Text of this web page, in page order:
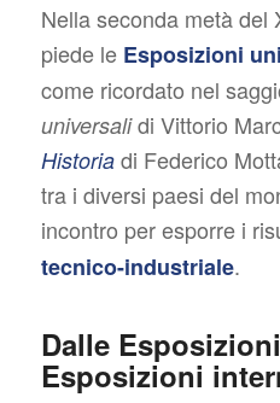
Nella seconda metà del
piede le Esposizioni
come ricordato nel
universalidi Vittorio
Historiadi Federico
tra i diversi paesi del
incontro per esporre i
tecnico-industriale.
Dalle
Esposizioni